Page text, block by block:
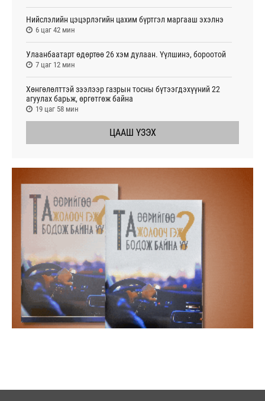
Нийслэлийн цэцэрлэгийн цахим бүртгэл маргааш эхэлнэ
6 цаг 42 мин
Улаанбаатарт өдөртөө 26 хэм дулаан. Үүлшинэ, бороотой
7 цаг 12 мин
Хөнгөлөлттэй зээлээр газрын тосны бүтээгдэхүүний 22
агуулах барьж, өргөтгөж байна
19 цаг 58 мин
ЦААШ ҮЗЭХ